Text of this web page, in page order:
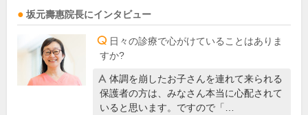
坂元壽惠院長にインタビュー
日々の診療で心がけていることはありま
すか?
体調を崩したお子さんを連れて来られる
保護者の方は、みなさん本当に心配されて
いると思います。ですので「…